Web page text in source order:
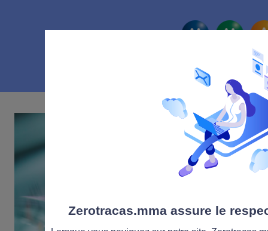
La route
Zerotracas.mma assure le